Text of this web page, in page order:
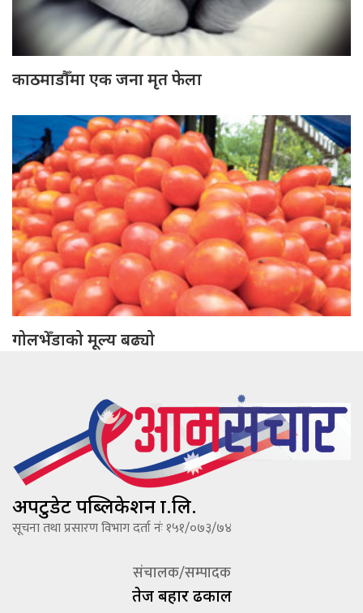
काठमाडौँमा एक जना मृत फेला
गोलभेँडाको मूल्य बढ्यो
अपटुडेट पब्लिकेशन प्रा.लि.
सूचना तथा प्रसारण विभाग दर्ता नंः १५१/०७३/७४
संचालक/सम्पादक
तेज बहादूर ढकाल